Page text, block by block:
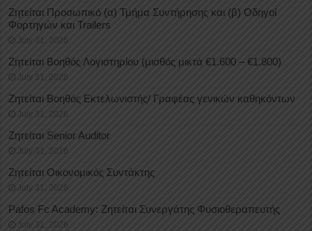
Ζητείται Προσωπικό (α) Τμήμα Συντήρησης και (β) Οδηγοί
Φορτηγών και Trailers
July 31, 2026
Ζητείται Βοηθός Λογιστηρίου (μισθός μικτά €1.600 – €1.800)
July 31, 2026
Ζητείται Βοηθός Εκτελωνιστής/ Γραφέας γενικών καθηκόντων
July 31, 2026
Ζητείται Senior Auditor
July 31, 2026
Ζητείται Οικονομικός Συντάκτης
July 31, 2026
Pafos Fc Academy: Ζητείται Συνεργάτης Φυσιοθεραπευτής
July 31, 2026